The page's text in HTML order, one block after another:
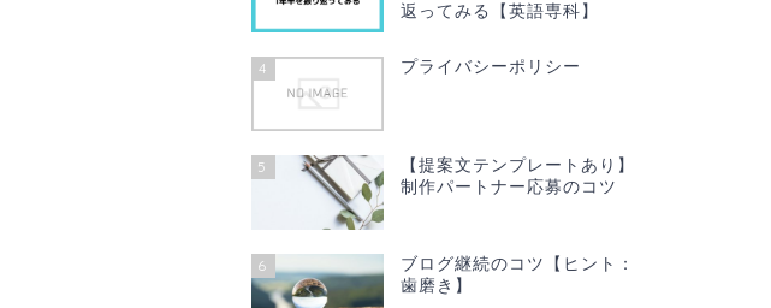
返ってみる【英語専科】
4 プライバシーポリシー
5
【提案文テンプレートあり】
制作パートナー応募のコツ
6
ブログ継続のコツ【ヒント：
歯磨き】